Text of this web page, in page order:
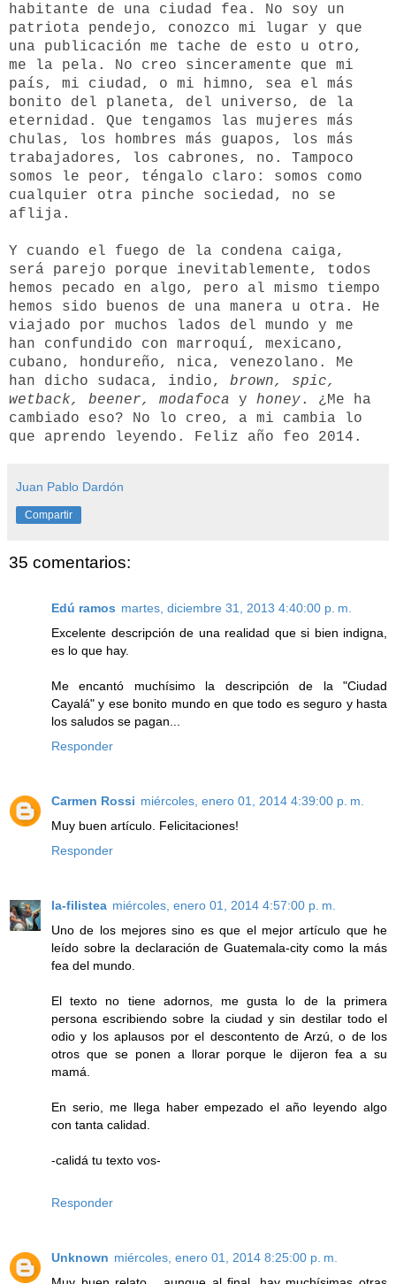
habitante de una ciudad fea. No soy un
patriota pendejo, conozco mi lugar y que
una publicación me tache de esto u otro,
me la pela. No creo sinceramente que mi
país, mi ciudad, o mi himno, sea el más
bonito del planeta, del universo, de la
eternidad. Que tengamos las mujeres más
chulas, los hombres más guapos, los más
trabajadores, los cabrones, no. Tampoco
somos le peor, téngalo claro: somos como
cualquier otra pinche sociedad, no se
aflija.
Y cuando el fuego de la condena caiga,
será parejo porque inevitablemente, todos
hemos pecado en algo, pero al mismo tiempo
hemos sido buenos de una manera u otra. He
viajado por muchos lados del mundo y me
han confundido con marroquí, mexicano,
cubano, hondureño, nica, venezolano. Me
han dicho sudaca, indio, brown, spic,
wetback, beener, modafoca y honey. ¿Me ha
cambiado eso? No lo creo, a mi cambia lo
que aprendo leyendo. Feliz año feo 2014.
Juan Pablo Dardón
Compartir
35 comentarios:
Edú ramos martes, diciembre 31, 2013 4:40:00 p. m.
Excelente descripción de una realidad que si bien indigna,
es lo que hay.
Me encantó muchísimo la descripción de la "Ciudad
Cayalá" y ese bonito mundo en que todo es seguro y hasta
los saludos se pagan...
Responder
Carmen Rossi miércoles, enero 01, 2014 4:39:00 p. m.
Muy buen artículo. Felicitaciones!
Responder
la-filistea miércoles, enero 01, 2014 4:57:00 p. m.
Uno de los mejores sino es que el mejor artículo que he
leído sobre la declaración de Guatemala-city como la más
fea del mundo.
El texto no tiene adornos, me gusta lo de la primera
persona escribiendo sobre la ciudad y sin destilar todo el
odio y los aplausos por el descontento de Arzú, o de los
otros que se ponen a llorar porque le dijeron fea a su
mamá.
En serio, me llega haber empezado el año leyendo algo
con tanta calidad.
-calidá tu texto vos-
Responder
Unknown miércoles, enero 01, 2014 8:25:00 p. m.